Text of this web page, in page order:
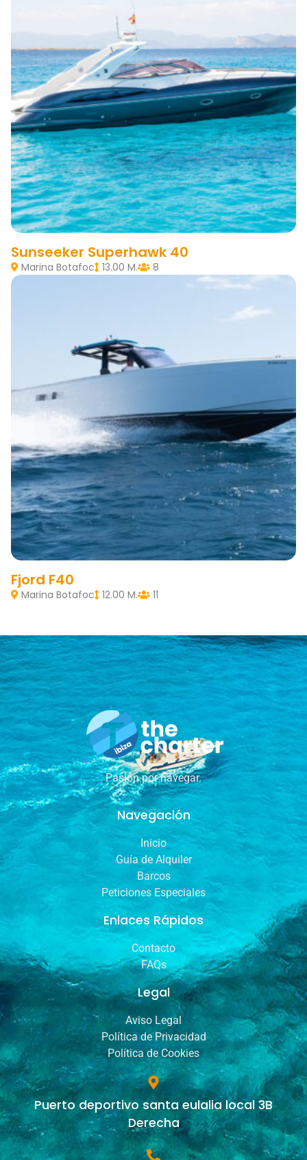
Sunseeker Superhawk 40
Marina Botafoc 13.00 M. 8
Fjord F40
Marina Botafoc 12.00 M. 11
Pasión por navegar.
Navegación
Inicio
Guía de Alquiler
Barcos
Peticiones Especiales
Enlaces Rápidos
Contacto
FAQs
Legal
Aviso Legal
Política de Privacidad
Política de Cookies
Puerto deportivo santa eulalia local 3B
Derecha